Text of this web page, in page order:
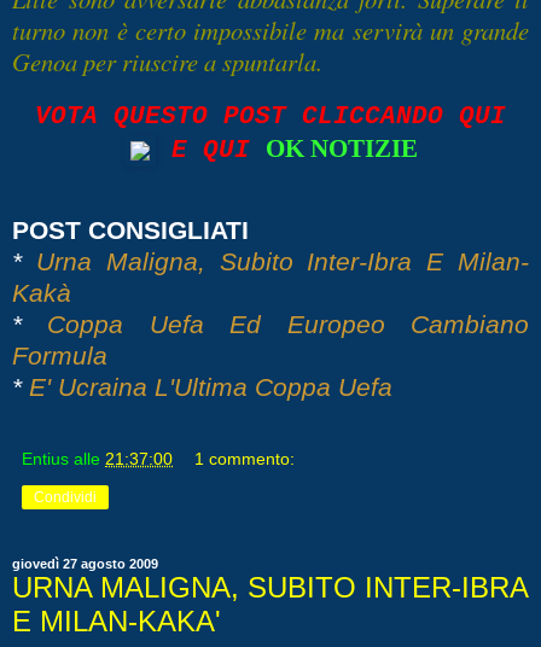
turno non è certo impossibile ma servirà un grande
Genoa per riuscire a spuntarla.
VOTA QUESTO POST CLICCANDO QUI
E QUI
OK NOTIZIE
POST CONSIGLIATI
* Urna Maligna, Subito Inter-Ibra E Milan-
Kakà
* Coppa Uefa Ed Europeo Cambiano
Formula
* E' Ucraina L'Ultima Coppa Uefa
Entius alle 21:37:00 1 commento:
Condividi
giovedì 27 agosto 2009
URNA MALIGNA, SUBITO INTER-IBRA
E MILAN-KAKA'